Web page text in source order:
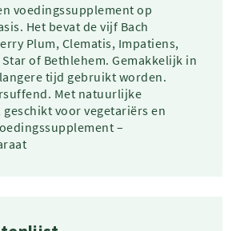
voedingssupplement op
Het bevat de vijf Bach
Plum, Clematis, Impatiens,
Star of Bethlehem. Gemakkelijk in
tijd gebruikt worden.
Met natuurlijke
voor vegetariërs en
–